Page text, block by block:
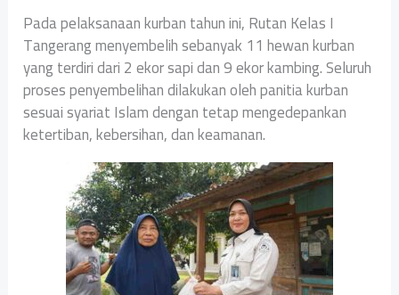
Pada pelaksanaan kurban tahun ini, Rutan Kelas I
Tangerang menyembelih sebanyak 11 hewan kurban
yang terdiri dari 2 ekor sapi dan 9 ekor kambing. Seluruh
proses penyembelihan dilakukan oleh panitia kurban
sesuai syariat Islam dengan tetap mengedepankan
ketertiban, kebersihan, dan keamanan.